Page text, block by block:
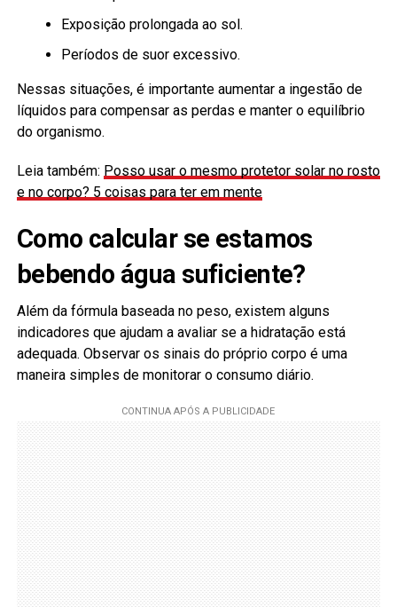
Exposição prolongada ao sol.
Períodos de suor excessivo.
Nessas situações, é importante aumentar a ingestão de
líquidos para compensar as perdas e manter o equilíbrio
do organismo.
Leia também: Posso usar o mesmo protetor solar no rosto
e no corpo? 5 coisas para ter em mente
Como calcular se estamos
bebendo água suficiente?
Além da fórmula baseada no peso, existem alguns
indicadores que ajudam a avaliar se a hidratação está
adequada. Observar os sinais do próprio corpo é uma
maneira simples de monitorar o consumo diário.